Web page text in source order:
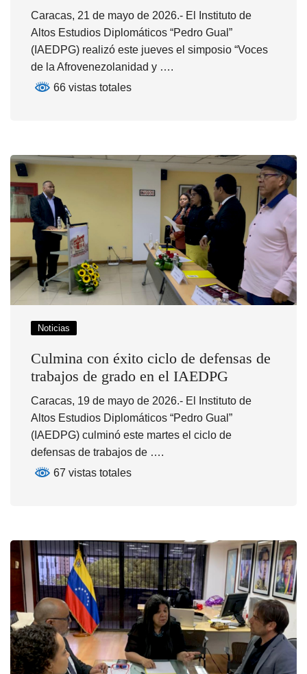
Caracas, 21 de mayo de 2026.- El Instituto de
Altos Estudios Diplomáticos “Pedro Gual”
(IAEDPG) realizó este jueves el simposio “Voces
de la Afrovenezolanidad y ….
66 vistas totales
Noticias
Culmina con éxito ciclo de defensas de
trabajos de grado en el IAEDPG
Caracas, 19 de mayo de 2026.- El Instituto de
Altos Estudios Diplomáticos “Pedro Gual”
(IAEDPG) culminó este martes el ciclo de
defensas de trabajos de ….
67 vistas totales